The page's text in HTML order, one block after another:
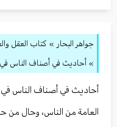
جواهر البحار » كتاب العقل
» أحاديث في أصناف الناس
أحاديث في أصناف الناس
العامة من الناس، وحال من